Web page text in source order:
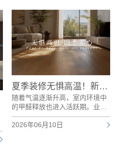
夏季装修无惧高温！新港HENF采暖级精板，0醛0苯0有害物质添加，清爽安心住新家
随着气温逐渐升高，室内环境中
的甲醛释放也进入活跃期。业内
研究发现，温度是影响甲醛释放
的重要因素之一。当环境温度升
2026年06月10日